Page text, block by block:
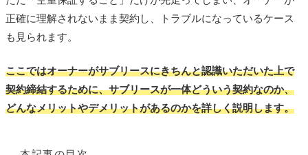
正確に理解されないまま契約し、トラブルになっているケース
も見られます。
ここではオーナーがサブリースにきちんと認識いただいた上で
契約締結するために、サブリースが一体どういう契約なのか、
どんなメリットやデメリットがあるのかを詳しく説明します。